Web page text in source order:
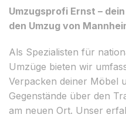
Umzugsprofi Ernst –
den Umzug von
Als Spezialisten für
Umzüge bieten wir
Verpacken deiner Möbel
Gegenstände über den
am neuen Ort. Unser